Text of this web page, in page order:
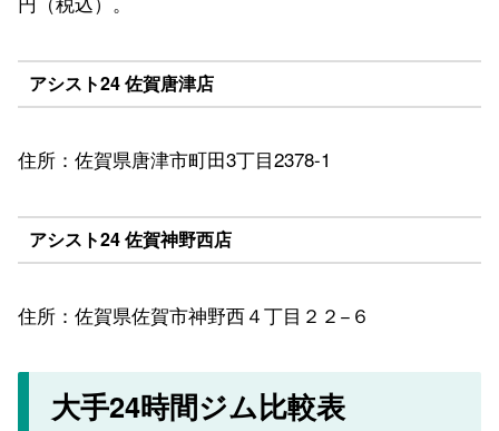
アシスト24 佐賀唐津店
住所：佐賀県唐津市町田3丁目2378-1
アシスト24 佐賀神野西店
住所：佐賀県佐賀市神野西４丁目２２−６
大手24時間ジム比較表